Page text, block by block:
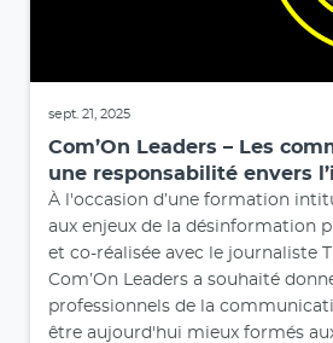
sept. 21, 2025
Com’On Leaders – Les
une responsabilité envers
À l'occasion d’une formation
aux enjeux de la désinformation
et co-réalisée avec le journaliste
Com’On Leaders a souhaité
professionnels de la
être aujourd'hui mieux formés